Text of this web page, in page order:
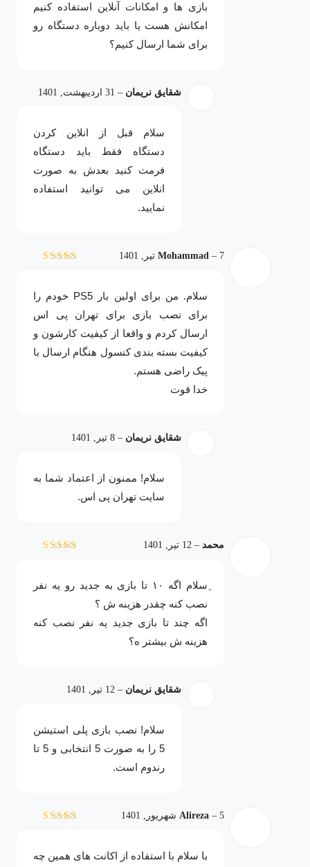
بازی ها و امکانات آنلاین استفاده کنیم
امکانش هست یا باید دوباره دستگاه رو
برای شما ارسال کنیم؟
شقایق نریمان – 31 اردیبهشت, 1401
سلام قبل از انلاین کردن
دستگاه فقط باید دستگاه
فرمت کنید بعدش به صورت
انلاین می توانید استفاده
نمایید.
Mohammad – 7 تیر, 1401
سلام. من برای اولین بار PS5 خودم را
برای نصب بازی برای تهران پی اس
ارسال کردم و واقعا از کیفیت کارشون و
کیفیت بسته بندی کنسول هنگام ارسال با
پیک راضی هستم.
خدا قوت
شقایق نریمان – 8 تیر, 1401
سلام! ممنون از اعتماد شما به
سایت تهران پی اس.
محمد – 12 تیر, 1401
ِسلام اگه ۱۰ تا بازی به جدید رو یه نفر
نصب کنه چقدر هزینه ش ؟
اگه چند تا بازی جدید یه نفر نصب کنه
هزینه ش بیشتر ه؟
شقایق نریمان – 12 تیر, 1401
سلام! نصب بازی پلی استیشن
5 را به صورت 5 انتخابی و 5 تا
رندوم است.
Alireza – 5 شهریور, 1401
با سلام با استفاده از اکانت های همین چه